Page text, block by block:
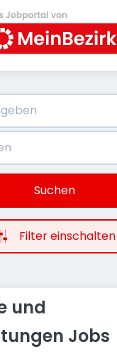
Suchen
Filter einschalten
und
Jobs